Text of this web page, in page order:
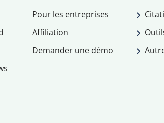
Pour les entreprises
Affiliation
Demander une démo